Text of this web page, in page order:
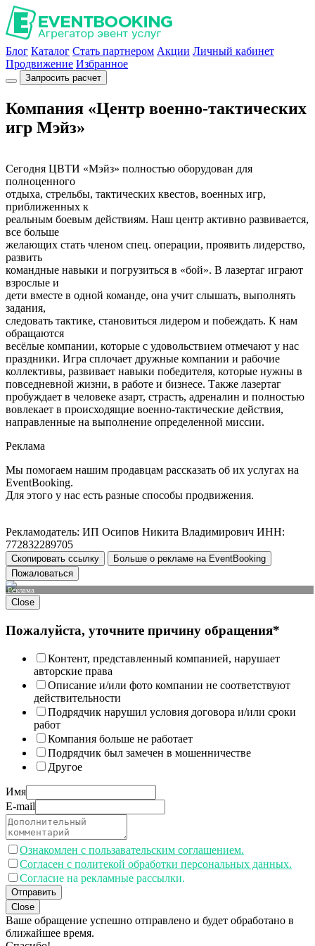
Блог Каталог Стать партнером Акции Личный кабинет
Продвижение Избранное
Запросить расчет
Компания «Центр военно-тактических
игр Мэйз»
Сегодня ЦВТИ «Мэйз» полностью оборудован для
полноценного
отдыха, стрельбы, тактических квестов, военных игр,
приближенных к
реальным боевым действиям. Наш центр активно развивается,
все больше
желающих стать членом спец. операции, проявить лидерство,
развить
командные навыки и погрузиться в «бой». В лазертаг играют
взрослые и
дети вместе в одной команде, она учит слышать, выполнять
задания,
следовать тактике, становиться лидером и побеждать. К нам
обращаются
весёлые компании, которые с удовольствием отмечают у нас
праздники. Игра сплочает дружные компании и рабочие
коллективы, развивает навыки победителя, которые нужны в
повседневной жизни, в работе и бизнесе. Также лазертаг
пробуждает в человеке азарт, страсть, адреналин и полностью
вовлекает в происходящие военно-тактические действия,
направленные на выполнение определенной миссии.
Реклама
Мы помогаем нашим продавцам рассказать об их услугах на
EventBooking.
Для этого у нас есть разные способы продвижения.
Рекламодатель: ИП Осипов Никита Владимирович ИНН:
772832289705
Скопировать ссылку
Больше о рекламе на EventBooking
Пожаловаться
Реклама
Close
Пожалуйста, уточните причину обращения*
Контент, представленный компанией, нарушает
авторские права
Описание и/или фото компании не соответствуют
действительности
Подрядчик нарушил условия договора и/или сроки
работ
Компания больше не работает
Подрядчик был замечен в мошенничестве
Другое
Имя
E-mail
Ознакомлен с пользавательским соглашением.
Согласен с политекой обработки персональных данных.
Согласие на рекламные рассылки.
Отправить
Close
Ваше обращение успешно отправлено и будет обработано в
ближайшее время.